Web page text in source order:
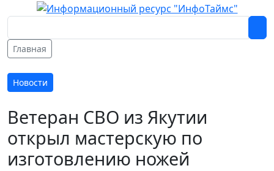
Главная
Новости
Ветеран СВО из Якутии
открыл мастерскую по
изготовлению ножей